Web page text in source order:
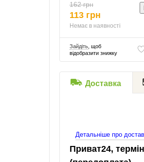
162 грн
113 грн
Немає в наявності
Зайдіть, щоб
відобразити знижку
Доставка
Детальніше про
Приват24,